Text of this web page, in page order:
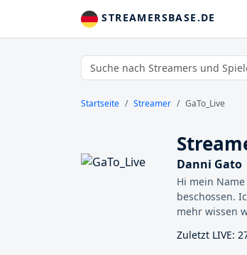
STREAMERSBASE.DE
Startseite Streamer GaTo_Live
Danni Gato
Hi mein
beschossen.
mehr wissen
Zuletzt LIVE: